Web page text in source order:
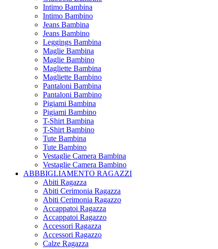
Intimo Bambina
Intimo Bambino
Jeans Bambina
Jeans Bambino
Leggings Bambina
Maglie Bambina
Maglie Bambino
Magliette Bambina
Magliette Bambino
Pantaloni Bambina
Pantaloni Bambino
Pigiami Bambina
Pigiami Bambino
T-Shirt Bambina
T-Shirt Bambino
Tute Bambina
Tute Bambino
Vestaglie Camera Bambina
Vestaglie Camera Bambino
ABBBIGLIAMENTO RAGAZZI
Abiti Ragazza
Abiti Cerimonia Ragazza
Abiti Cerimonia Ragazzo
Accappatoi Ragazza
Accappatoi Ragazzo
Accessori Ragazza
Accessori Ragazzo
Calze Ragazza